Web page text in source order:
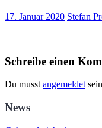
17. Januar 2020 Stefan
Schreibe einen
Du musst angemeldet
News